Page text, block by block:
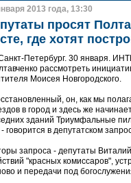
2013 года, 13:30
просят
где хотят
Петербург. 30 января.
рассмотреть
Моисея Новгородского.
он, как мы
в город и здесь же
зданий Триумфальные
- говорится в депутатском
запроса - депутаты
"красных комиссаров",
и передачи под